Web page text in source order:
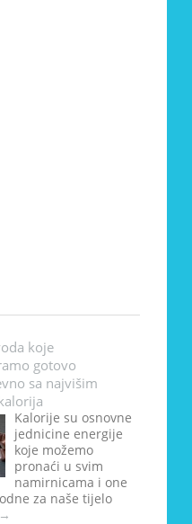
koje
gotovo
sa najvišim
Kalorije su osnovne
jednicine energije
koje možemo
pronaći u svim
namirnicama i one
za naše tijelo
→